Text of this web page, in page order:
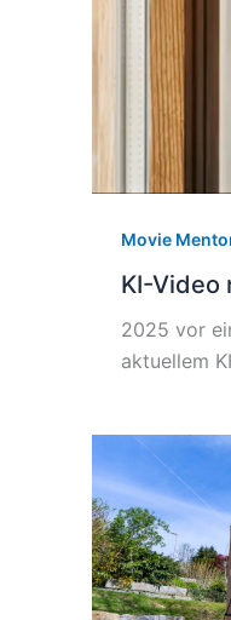
Movie
KI-Video
2025 vor
aktuellem